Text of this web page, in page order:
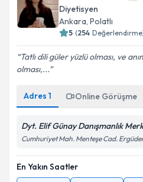
Diyetisyen
Ankara, Polatlı
5 (254
Tatlı dili güler yüzlü olması, ve
olması,...
Adres 1 Online Görüşme
Dyt. Elif Günay Danışmanlık
Cumhuriyet Mah. Menteşe Cad.
En Yakın Saatler